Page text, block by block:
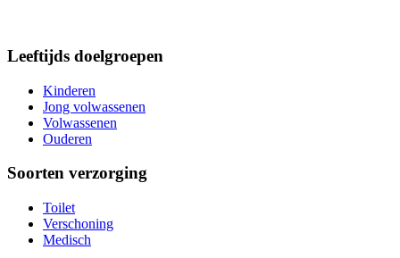
Leeftijds doelgroepen
Kinderen
Jong volwassenen
Volwassenen
Ouderen
Soorten verzorging
Toilet
Verschoning
Medisch